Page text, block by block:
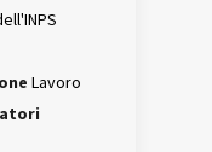
Lavoro